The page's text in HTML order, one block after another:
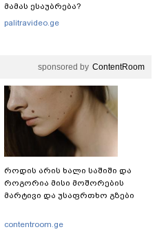
მამას ესაუბრება?
palitravideo.ge
sponsored by ContentRoom
როდის არის ხალი საშიში და
როგორია მისი მოშორების
მარტივი და უსაფრთხო გზები
contentroom.ge